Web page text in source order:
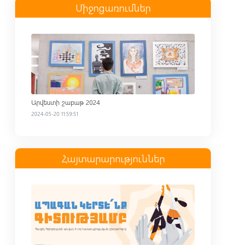
Միջոցառումներ
Read more
Արվեստի շաբաթ 2024
2024-05-20 11:59:51
Հայտարարություններ